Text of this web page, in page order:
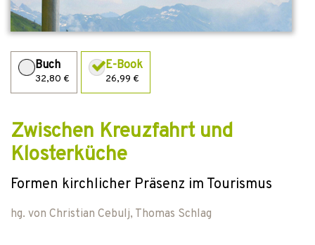
Buch
32,80 €
E-Book
26,99 €
Zwischen Kreuzfahrt und
Klosterküche
Formen kirchlicher Präsenz im Tourismus
hg. von Christian Cebulj, Thomas Schlag